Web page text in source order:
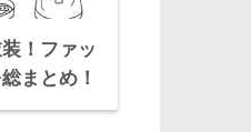
！ファッ
まとめ！